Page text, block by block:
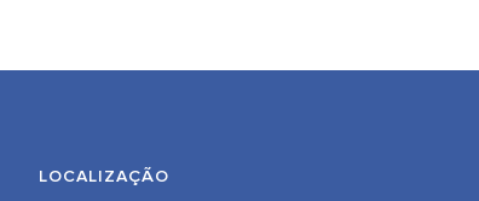
LOCALIZAÇÃO